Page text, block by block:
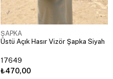
ŞAPKA
Üstü Açık Hasır Vizör Şapka Siyah
17649
₺470,00